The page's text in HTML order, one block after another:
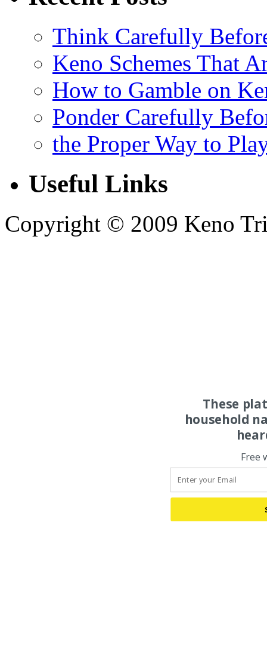
Think Carefully
Keno Schemes That
How to Gamble on
Ponder Carefully
the Proper Way to
Useful Links
Copyright © 2009 Keno
These
household
Free